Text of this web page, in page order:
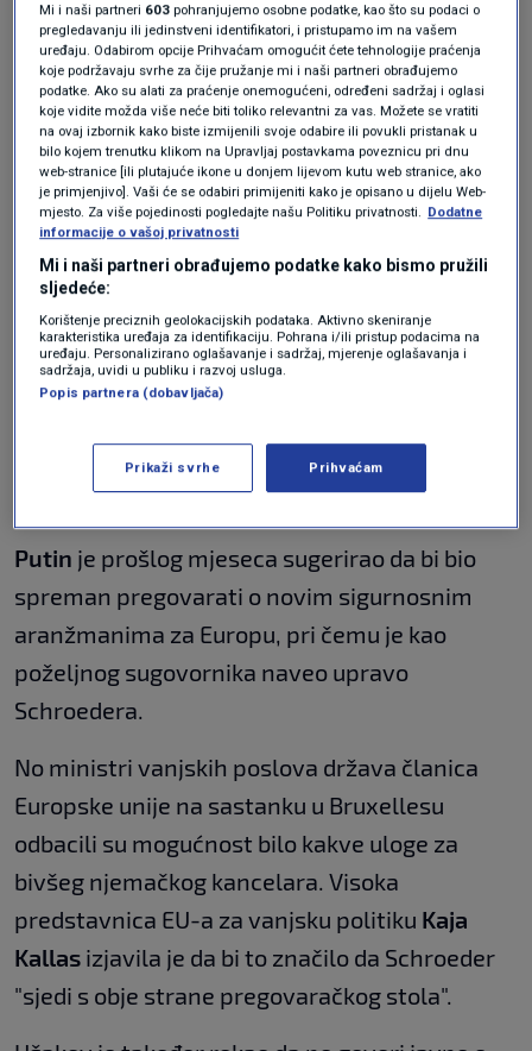
Schroederje bio njemački kancelar od 1998. do
2005. godine, kada je njegova
Socijaldemokratska stranka izgubila izbore.
Nakon odlaska iz politike radio je za ruske
državne kompanije i razvio bliske odnose s
ruskim predsjednikom.
Putin ga je ranije predložio kao
posrednika za buduće pregovore
SVIJET|3. lip.
Putin želi bivšeg njemačkog
odgovorio
Putin je prošlog mjeseca sugerirao da bi bio
spreman pregovarati o novim sigurnosnim
aranžmanima za Europu, pri čemu je kao
poželjnog sugovornika naveo upravo
Schroedera.
No ministri vanjskih poslova država članica
Europske unije na sastanku u Bruxellesu
odbacili su mogućnost bilo kakve uloge za
bivšeg njemačkog kancelara. Visoka
predstavnica EU-a za vanjsku politiku Kaja
Kallas izjavila je da bi to značilo da Schroeder
"sjedi s obje strane pregovaračkog stola".
Mi i naši partneri 603 pohranjujemo osobne podatke, kao što su podaci o
pregledavanju ili jedinstveni identifikatori, i pristupamo im na vašem
uređaju. Odabirom opcije Prihvaćam omogućit ćete tehnologije praćenja
koje podržavaju svrhe za čije pružanje mi i naši partneri obrađujemo
podatke. Ako su alati za praćenje onemogućeni, određeni sadržaj i oglasi
koje vidite možda više neće biti toliko relevantni za vas. Možete se vratiti
na ovaj izbornik kako biste izmijenili svoje odabire ili povukli pristanak u
bilo kojem trenutku klikom na Upravljaj postavkama poveznicu pri dnu
web-stranice [ili plutajuće ikone u donjem lijevom kutu web stranice, ako
je primjenjivo]. Vaši će se odabiri primijeniti kako je opisano u dijelu Web-
mjesto. Za više pojedinosti pogledajte našu Politiku privatnosti. Dodatne
informacije o vašoj privatnosti
Mi i naši partneri obrađujemo podatke kako bismo pružili
sljedeće:
Korištenje preciznih geolokacijskih podataka. Aktivno skeniranje
karakteristika uređaja za identifikaciju. Pohrana i/ili pristup podacima na
uređaju. Personalizirano oglašavanje i sadržaj, mjerenje oglašavanja i
sadržaja, uvidi u publiku i razvoj usluga.
Popis partnera (dobavljača)
Prikaži svrhe Prihvaćam